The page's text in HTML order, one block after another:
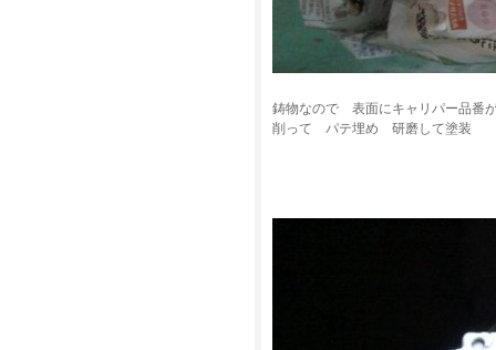
鋳物なので 表面にキャリパー品番
削って パテ埋め 研磨して塗装